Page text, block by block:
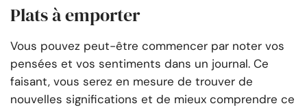
Plats à emporter
Vous pouvez peut-être commencer par noter vos
pensées et vos sentiments dans un journal. Ce
faisant, vous serez en mesure de trouver de
nouvelles significations et de mieux comprendre ce